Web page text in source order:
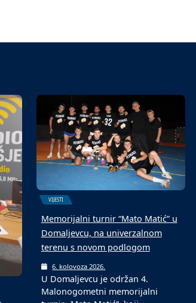
VIJESTI
Memorijalni turnir “Mato Matić” u
Domaljevcu, na univerzalnom
terenu s novom podlogom
6. kolovoza 2026.
U Domaljevcu je održan 4.
Malonogometni memorijalni